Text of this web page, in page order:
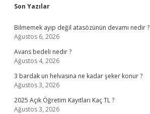
Sidebar
Son Yazılar
Bilmemek ayıp değil atasözünün devamı nedir ?
Ağustos 6, 2026
Avans bedeli nedir ?
Ağustos 4, 2026
3 bardak un helvasına ne kadar şeker konur ?
Ağustos 3, 2026
2025 Açık Öğretim Kayıtları Kaç TL ?
Ağustos 3, 2026